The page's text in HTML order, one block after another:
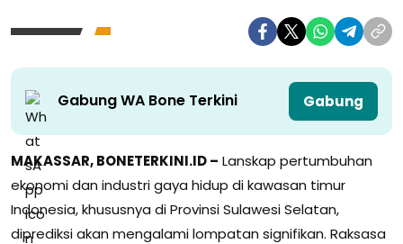
Gabung WA Bone Terkini Gabung
MAKASSAR, BONETERKINI.ID – Lanskap pertumbuhan
ekonomi dan industri gaya hidup di kawasan timur
Indonesia, khususnya di Provinsi Sulawesi Selatan,
diprediksi akan mengalami lompatan signifikan. Raksasa